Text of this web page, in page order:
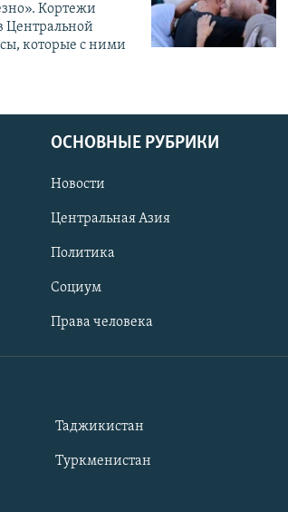
Кортежи
Центральной
которые с ними
ОСНОВНЫЕ РУБРИКИ
Новости
Центральная Азия
Политика
Социум
Права человека
Таджикистан
Туркменистан